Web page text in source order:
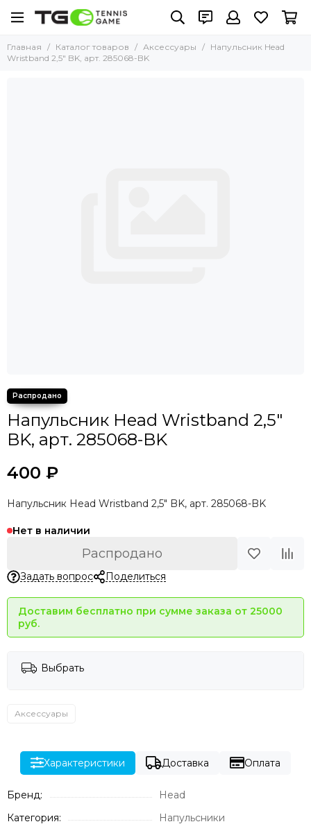
Главная Каталог товаров Аксессуары
Напульсник Head
Wristband 2,5" BK, арт. 285068-BK
Напульсник Head Wristband 2,5"
BK, арт. 285068-BK
400 ₽
Напульсник Head Wristband 2,5" BK, арт. 285068-BK
Нет в наличии
Распродано
Задать вопрос Поделиться
Доставим бесплатно при сумме заказа от 25000
руб.
Выбрать
Аксессуары
Характеристики Доставка Оплата
Бренд:
Head
Категория:
Напульсники